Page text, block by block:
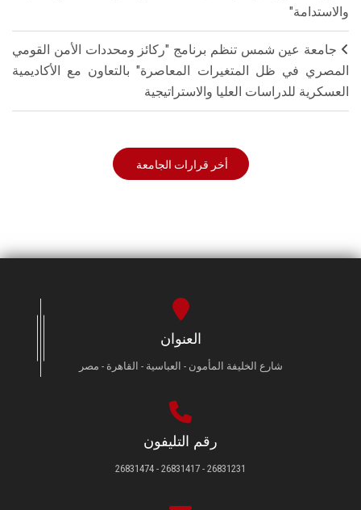
والاستدامة"
جامعة عين شمس تنظم برنامج "ركائز ومحددات الأمن القومي
المصري في ظل المتغيرات المعاصرة" بالتعاون مع الأكاديمية
العسكرية للدراسات العليا والاستراتيجية
أخر قرارات الجامعة
العنوان
شارع الخليفة المأمون - العباسية - القاهرة - مصر
رقم التليفون
26831231 - 26831417 - 26831474